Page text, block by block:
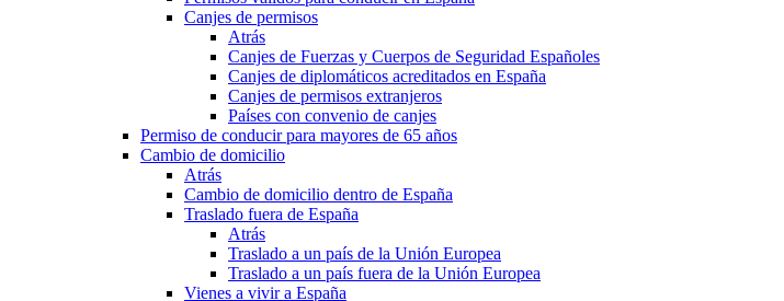
Canjes de permisos
Atrás
Canjes de Fuerzas y Cuerpos de Seguridad Españoles
Canjes de diplomáticos acreditados en España
Canjes de permisos extranjeros
Países con convenio de canjes
Permiso de conducir para mayores de 65 años
Cambio de domicilio
Atrás
Cambio de domicilio dentro de España
Traslado fuera de España
Atrás
Traslado a un país de la Unión Europea
Traslado a un país fuera de la Unión Europea
Vienes a vivir a España